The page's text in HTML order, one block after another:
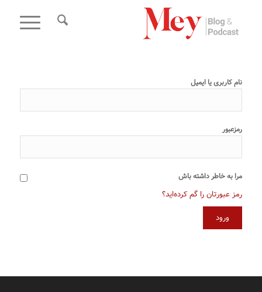
نام کاربری یا ایمیل
رمزعبور
مرا به خاطر داشته باش
رمز عبورتان را گم کرده‌اید؟